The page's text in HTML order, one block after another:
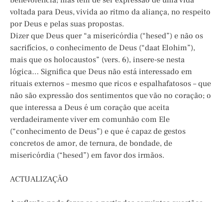
voltada para Deus, vivida ao ritmo da aliança, no respeito
por Deus e pelas suas propostas.
Dizer que Deus quer “a misericórdia (“hesed”) e não os
sacrifícios, o conhecimento de Deus (“daat Elohim”),
mais que os holocaustos” (vers. 6), insere-se nesta
lógica… Significa que Deus não está interessado em
rituais externos – mesmo que ricos e espalhafatosos – que
não são expressão dos sentimentos que vão no coração; o
que interessa a Deus é um coração que aceita
verdadeiramente viver em comunhão com Ele
(“conhecimento de Deus”) e que é capaz de gestos
concretos de amor, de ternura, de bondade, de
misericórdia (“hesed”) em favor dos irmãos.
ACTUALIZAÇÃO